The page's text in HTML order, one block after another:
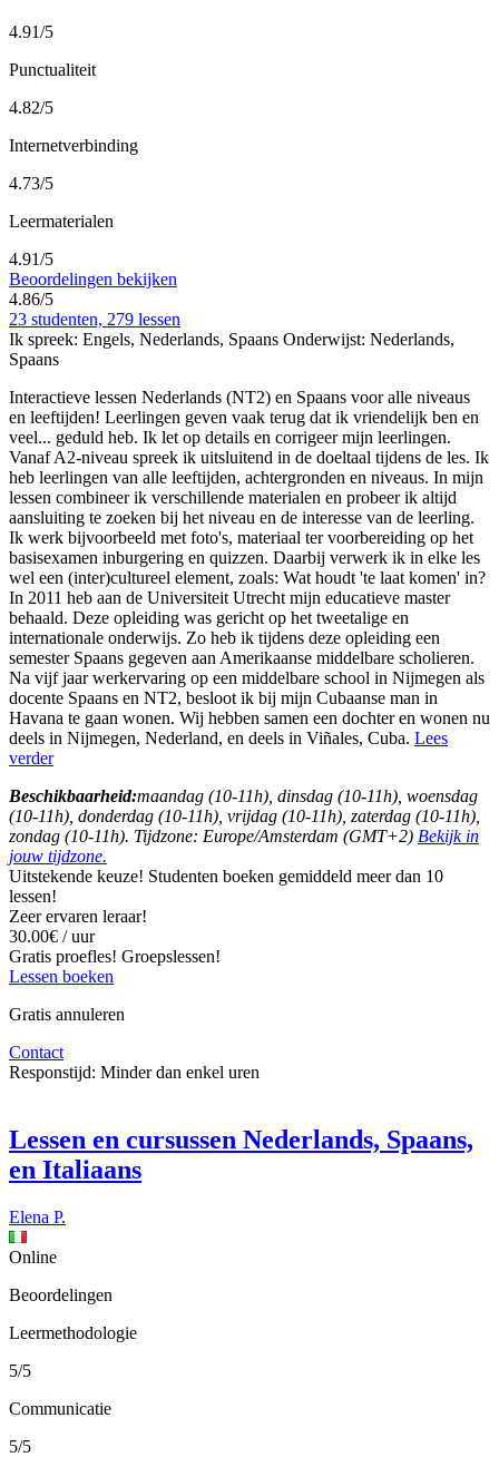
4.91/5
Punctualiteit
4.82/5
Internetverbinding
4.73/5
Leermaterialen
4.91/5
Beoordelingen bekijken
4.86/5
23 studenten, 279 lessen
Ik spreek: Engels, Nederlands, Spaans Onderwijst: Nederlands,
Spaans
Interactieve lessen Nederlands (NT2) en Spaans voor alle niveaus
en leeftijden! Leerlingen geven vaak terug dat ik vriendelijk ben en
veel... geduld heb. Ik let op details en corrigeer mijn leerlingen.
Vanaf A2-niveau spreek ik uitsluitend in de doeltaal tijdens de les. Ik
heb leerlingen van alle leeftijden, achtergronden en niveaus. In mijn
lessen combineer ik verschillende materialen en probeer ik altijd
aansluiting te zoeken bij het niveau en de interesse van de leerling.
Ik werk bijvoorbeeld met foto's, materiaal ter voorbereiding op het
basisexamen inburgering en quizzen. Daarbij verwerk ik in elke les
wel een (inter)cultureel element, zoals: Wat houdt 'te laat komen' in?
In 2011 heb aan de Universiteit Utrecht mijn educatieve master
behaald. Deze opleiding was gericht op het tweetalige en
internationale onderwijs. Zo heb ik tijdens deze opleiding een
semester Spaans gegeven aan Amerikaanse middelbare scholieren.
Na vijf jaar werkervaring op een middelbare school in Nijmegen als
docente Spaans en NT2, besloot ik bij mijn Cubaanse man in
Havana te gaan wonen. Wij hebben samen een dochter en wonen nu
deels in Nijmegen, Nederland, en deels in Viñales, Cuba. Lees
verder
Beschikbaarheid:maandag (10-11h), dinsdag (10-11h), woensdag
(10-11h), donderdag (10-11h), vrijdag (10-11h), zaterdag (10-11h),
zondag (10-11h). Tijdzone: Europe/Amsterdam (GMT+2) Bekijk in
jouw tijdzone.
Uitstekende keuze! Studenten boeken gemiddeld meer dan 10
lessen!
Zeer ervaren leraar!
30.00€ / uur
Gratis proefles! Groepslessen!
Lessen boeken
Gratis annuleren
Contact
Responstijd: Minder dan enkel uren
Lessen en cursussen Nederlands, Spaans,
en Italiaans
Elena P.
Online
Beoordelingen
Leermethodologie
5/5
Communicatie
5/5